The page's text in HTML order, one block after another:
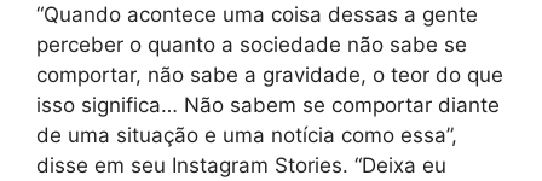
“Quando acontece uma coisa dessas a gente
perceber o quanto a sociedade não sabe se
comportar, não sabe a gravidade, o teor do que
isso significa… Não sabem se comportar diante
de uma situação e uma notícia como essa”,
disse em seu Instagram Stories. “Deixa eu